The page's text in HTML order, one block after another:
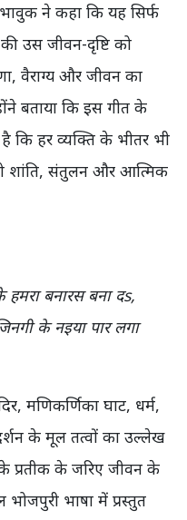
ने कहा कि यह सिर्फ
उस जीवन-दृष्टि को
वैराग्य और जीवन का
बताया कि इस गीत के
है कि हर व्यक्ति के भीतर भी
शांति, संतुलन और आत्मिक
बनारस बना दs,
के नइया पार लगा
मणिकर्णिका घाट, धर्म,
के मूल तत्वों का उल्लेख
प्रतीक के जरिए जीवन के
भाषा में प्रस्तुत